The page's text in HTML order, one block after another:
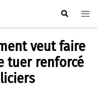
Rechercher
veut faire
tuer renforcé